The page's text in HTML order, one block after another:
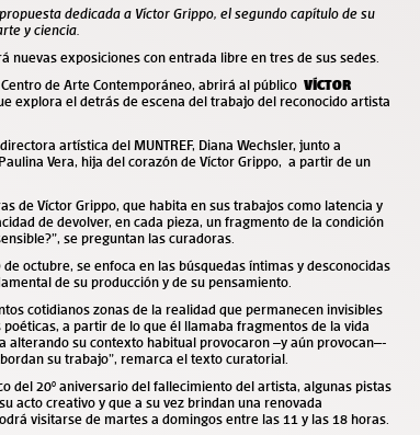
dedicada a Víctor Grippo, el segundo capítulo de su
y ciencia.
nuevas exposiciones con entrada libre en tres de sus sedes.
Centro de Arte Contemporáneo,abrirá al público VÍCTOR
explora el detrás de escena del trabajo del reconocido artista
artística del MUNTREF, Diana Wechsler, junto a
Vera, hija del corazón de Víctor Grippo, a partir de un
de Víctor Grippo, que habita en sus trabajos como latencia y
de devolver, en cada pieza, un fragmento de la condición
se preguntan las curadoras.
octubre, se enfoca en las búsquedas íntimas y desconocidas
de su producción y de su pensamiento.
cotidianos zonas de la realidad que permanecen invisibles
a partir de lo que él llamaba fragmentos de la vida
alterando su contexto habitual provocaron –y aún provocan–-
su trabajo”, remarca el texto curatorial.
del 20º aniversario del fallecimiento del artista, algunas pistas
acto creativo y que a su vez brindan una renovada
visitarse de martes a domingos entre las 11 y las 18 horas.